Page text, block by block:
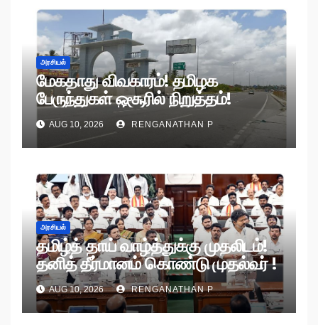
அரசியல்
மேகதாது விவகாரம்! தமிழக
பேருந்துகள் ஒசூரில் நிறுத்தம்!
AUG 10, 2026 RENGANATHAN P
அரசியல்
தமிழ்த் தாய் வாழ்த்துக்கு முதலிடம்!
தனித் தீர்மானம் கொண்டு முதல்வர் !
AUG 10, 2026 RENGANATHAN P